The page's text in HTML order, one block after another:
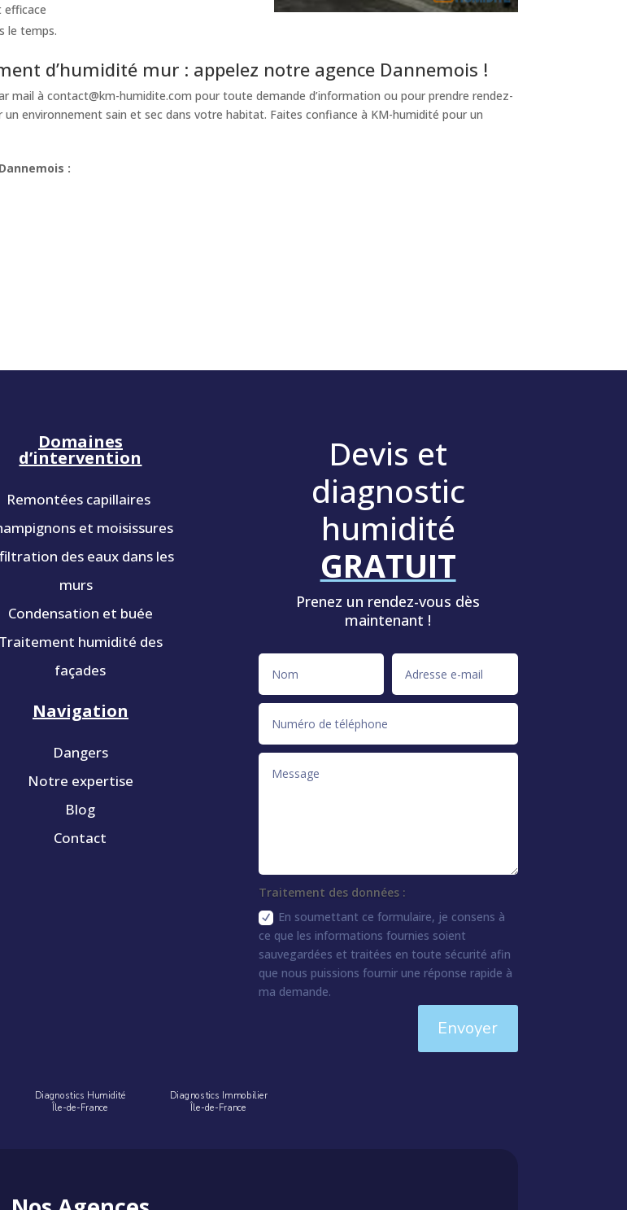
efficace
le temps.
d’humidité mur : appelez notre agence Dannemois !
mail àcontact@km-humidite.com pour toute demande d’information ou pour prendre rendez-
environnement sain et sec dans votre habitat. Faites confiance à KM-humidité pour un
:
Domaines
d’intervention
Remontées capillaires
et moisissures
des eaux dans les
murs
Condensation et buée
Traitement humidité des
façades
Navigation
Dangers
Notre expertise
Blog
Contact
Devis et
diagnostic
humidité
GRATUIT
Prenez un rendez-vous dès
maintenant !
Traitement des données :
En soumettant ce formulaire, je consens à
ce que les informations fournies soient
sauvegardées et traitées en toute sécurité afin
que nous puissions fournir une réponse rapide à
ma demande.
Envoyer
Diagnostics Humidité
Île-de-France
Diagnostics Immobilier
Île-de-France